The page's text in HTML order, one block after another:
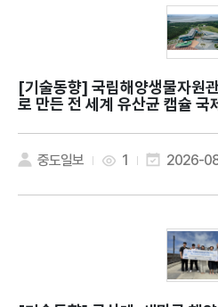
[기술동향]
로 만든 전 세계 유산균 캡슐 국
중도일보 1 2026-